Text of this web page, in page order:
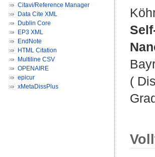
Citavi/Reference Manager
Data Cite XML
Dublin Core
EP3 XML
EndNote
HTML Citation
Multiline CSV
OPENAIRE
epicur
xMetaDissPlus
(